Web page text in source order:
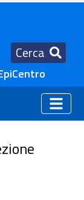
Cerca